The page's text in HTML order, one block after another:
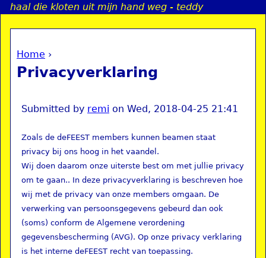
Jump to navigation
haal die kloten uit mijn hand weg - teddy
You are here
Home ›
Privacyverklaring
Submitted by remi on Wed, 2018-04-25 21:41
Zoals de deFEEST members kunnen beamen staat
privacy bij ons hoog in het vaandel.
Wij doen daarom onze uiterste best om met jullie privacy
om te gaan.. In deze privacyverklaring is beschreven hoe
wij met de privacy van onze members omgaan. De
verwerking van persoonsgegevens gebeurd dan ook
(soms) conform de Algemene verordening
gegevensbescherming (AVG). Op onze privacy verklaring
is het interne deFEEST recht van toepassing.